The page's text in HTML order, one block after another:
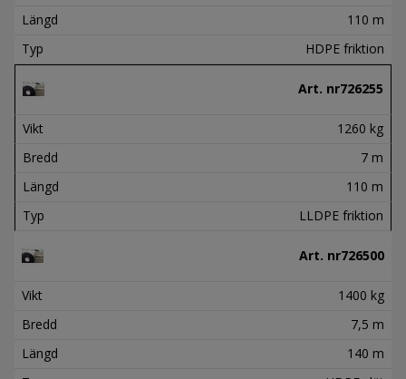
Längd
110 m
Typ
HDPE friktion
Art. nr726255
Vikt
1260 kg
Bredd
7 m
Längd
110 m
Typ
LLDPE friktion
Art. nr726500
Vikt
1400 kg
Bredd
7,5 m
Längd
140 m